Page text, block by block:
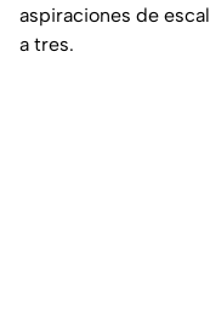
aspiraciones de
a tres.